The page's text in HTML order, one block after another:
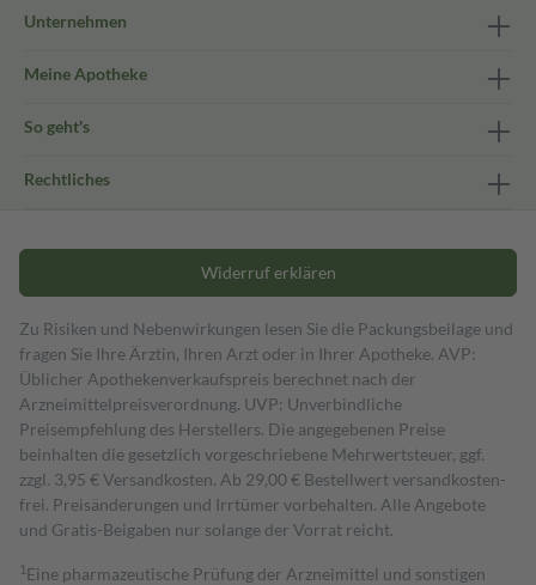
Unternehmen
Meine Apotheke
So geht's
Rechtliches
Widerruf erklären
Zu Risiken und Nebenwirkungen lesen Sie die Packungsbeilage und
fragen Sie Ihre Ärztin, Ihren Arzt oder in Ihrer Apotheke. AVP:
Üblicher Apothekenverkaufspreis berechnet nach der
Arzneimittelpreisverordnung. UVP: Unverbindliche
Preisempfehlung des Herstellers. Die angegebenen Preise
beinhalten die gesetzlich vorgeschriebene Mehrwertsteuer, ggf.
zzgl. 3,95 € Versandkosten. Ab 29,00 € Bestell­wert versand­kosten­
frei. Preisänderungen und Irrtümer vorbehalten. Alle Angebote
und Gratis-Beigaben nur solange der Vorrat reicht.
1 Eine pharmazeutische Prüfung der Arzneimittel und sonstigen